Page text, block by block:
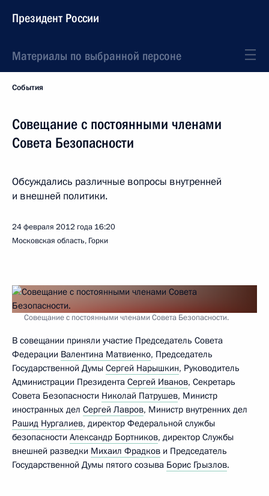
Президент России
Материалы по выбранной персоне
События
Совещание с постоянными членами
Совета Безопасности
Обсуждались различные вопросы внутренней
и внешней политики.
24 февраля 2012 года 16:20
Московская область, Горки
Совещание с постоянными членами Совета Безопасности.
В совещании приняли участие Председатель Совета
Федерации Валентина Матвиенко, Председатель
Государственной Думы Сергей Нарышкин, Руководитель
Администрации Президента Сергей Иванов, Секретарь
Совета Безопасности Николай Патрушев, Министр
иностранных дел Сергей Лавров, Министр внутренних дел
Рашид Нургалиев, директор Федеральной службы
безопасности Александр Бортников, директор Службы
внешней разведки Михаил Фрадков и Председатель
Государственной Думы пятого созыва Борис Грызлов.